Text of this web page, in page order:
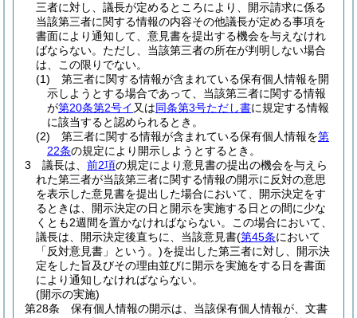
三者に対し、議長が定めるところにより、開示請求に係る
当該第三者に関する情報の内容その他議長が定める事項を
書面により通知して、意見書を提出する機会を与えなけれ
ばならない。 ただし、当該第三者の所在が判明しない場合
は、この限りでない。
(1)
第三者に関する情報が含まれている保有個人情報を開
示しようとする場合であって、当該第三者に関する情報
が第20条第2号イ 又は同条第3号ただし書に規定する情報
に該当すると認められるとき。
(2)
第三者に関する情報が含まれている保有個人情報を第
22条の規定により開示しようとするとき。
3
議長は、 前2項の規定により意見書の提出の機会を与えら
れた第三者が当該第三者に関する情報の開示に反対の意思
を表示した意見書を提出した場合において、開示決定をす
るときは、開示決定の日と開示を実施する日との間に少な
くとも2週間を置かなければならない。
この場合において、
議長は、開示決定後直ちに、当該意見書(第45条において
「反対意見書」という。)を提出した第三者に対し、開示決
定をした旨及びその理由並びに開示を実施をする日を書面
により通知しなければならない。
(開示の実施)
第28条
保有個人情報の開示は、当該保有個人情報が、文書